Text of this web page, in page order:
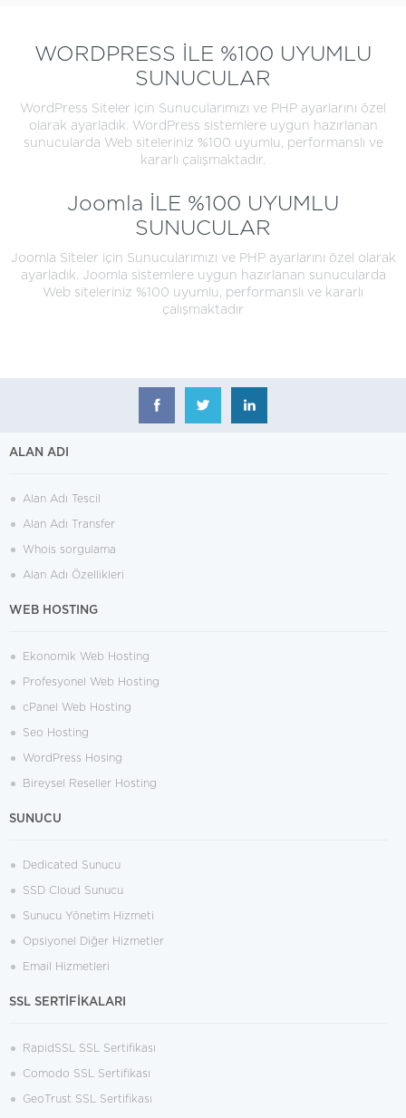
WORDPRESS İLE %100 UYUMLU
SUNUCULAR
WordPress Siteler için Sunucularımızı ve PHP ayarlarını özel
olarak ayarladık. WordPress sistemlere uygun hazırlanan
sunucularda Web siteleriniz %100 uyumlu, performanslı ve
kararlı çalışmaktadır.
Joomla İLE %100 UYUMLU
SUNUCULAR
Joomla Siteler için Sunucularımızı ve PHP ayarlarını özel olarak
ayarladık. Joomla sistemlere uygun hazırlanan sunucularda
Web siteleriniz %100 uyumlu, performanslı ve kararlı
çalışmaktadır
ALAN ADI
Alan Adı Tescil
Alan Adı Transfer
Whois sorgulama
Alan Adı Özellikleri
WEB HOSTING
Ekonomik Web Hosting
Profesyonel Web Hosting
cPanel Web Hosting
Seo Hosting
WordPress Hosing
Bireysel Reseller Hosting
SUNUCU
Dedicated Sunucu
SSD Cloud Sunucu
Sunucu Yönetim Hizmeti
Opsiyonel Diğer Hizmetler
Email Hizmetleri
SSL SERTİFİKALARI
RapidSSL SSL Sertifikası
Comodo SSL Sertifikası
GeoTrust SSL Sertifikası